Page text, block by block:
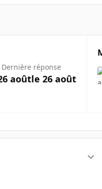
Dernière réponse
aoûtle 26 août
topic overview